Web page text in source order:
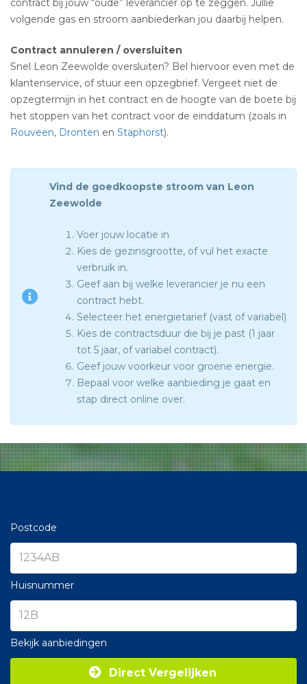
volgende gas en stroom aanbiederkan jou daarbij helpen.
Contract annuleren / oversluiten
Snel Leon Zeewolde oversluiten? Bel hiervoor even met de
klantenservice, of stuur een opzegbrief. Vergeet niet de
opzegtermijn in het contract en de hoogte van de boete bij
het stoppen van het contract voor de einddatum (zoals in
Rouveen, Dronten en Staphorst).
Vind de goedkoopste stroom van Leon
Zeewolde
Voer jouw locatie in
Kies de gezinsgrootte, of vul het exacte
verbruik in.
Geef aan bij welke leverancier je nu een
contract hebt.
Selecteer het energietarief (vast of variabel)
Kies de contractsduur die bij je past (1 jaar
tot 5 jaar, of variabel contract).
Geef jouw voorkeur voor groene energie.
Bepaal voor welke aanbieding je gaat en
stap direct online over.
Postcode
Huisnummer
Bekijk aanbiedingen
Direct Vergelijken